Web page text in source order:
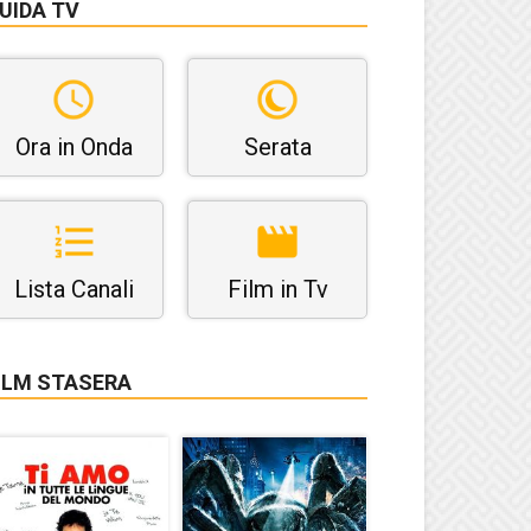
TV
Ora in Onda Serata
Lista Canali Film in Tv
STASERA